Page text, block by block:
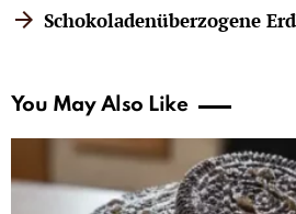
Schokoladenüberzogene
You May Also Like